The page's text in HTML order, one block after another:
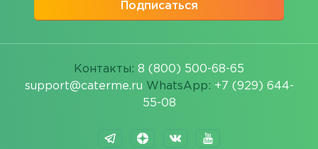
Подписаться
Контакты: 8 (800) 500-68-65
support@caterme.ru WhatsApp: +7 (929) 644-
55-08